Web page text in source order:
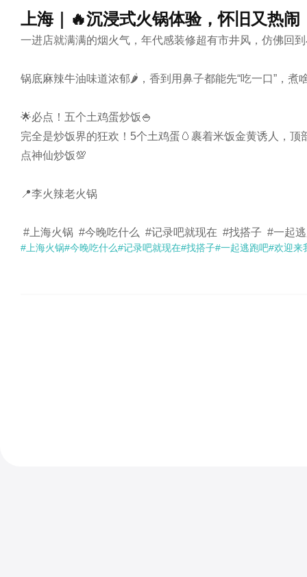
上海｜🔥沉浸式火锅体验，怀旧又热闹
一进店就满满的烟火气，年代感装修超有市井风，仿佛回
锅底麻辣牛油味道浓郁🌶️，香到用鼻子都能先“吃一口”，
🌟必点！五个土鸡蛋炒饭🍚
完全是炒饭界的狂欢！5个土鸡蛋🥚裹着米饭金黄诱人，
点神仙炒饭💯
📍李火辣老火锅
#上海火锅  #今晚吃什么  #记录吧就现在  #找搭子  #一起
#上海火锅#今晚吃什么#记录吧就现在#找搭子#一起逃跑吧#欢迎来